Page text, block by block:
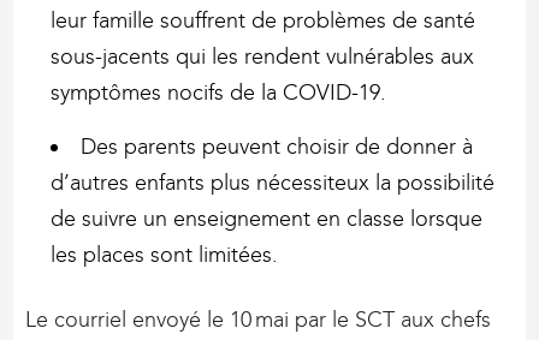
leur famille souffrent de problèmes de santé
sous-jacents qui les rendent vulnérables aux
symptômes nocifs de la COVID-19.
Des parents peuvent choisir de donner à
d’autres enfants plus nécessiteux la possibilité
de suivre un enseignement en classe lorsque
les places sont limitées.
Le courriel envoyé le 10 mai par le SCT aux chefs